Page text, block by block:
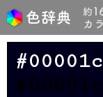
#00001c
#00001c